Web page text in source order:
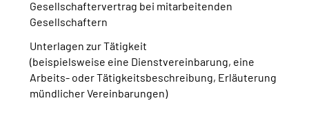
Gesellschaftervertrag bei mitarbeitenden
Gesellschaftern
Unterlagen zur Tätigkeit
(beispielsweise eine Dienstvereinbarung, eine
Arbeits- oder Tätigkeitsbeschreibung, Erläuterung
mündlicher Vereinbarungen)